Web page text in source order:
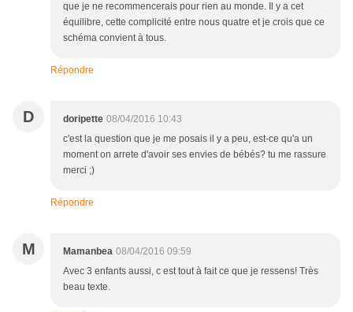
que je ne recommencerais pour rien au monde. Il y a cet
équilibre, cette complicité entre nous quatre et je crois que ce
schéma convient à tous.
Répondre
D doripette 08/04/2016 10:43
c'est la question que je me posais il y a peu, est-ce qu'a un
moment on arrete d'avoir ses envies de bébés? tu me rassure
merci ;)
Répondre
M Mamanbea 08/04/2016 09:59
Avec 3 enfants aussi, c est tout à fait ce que je ressens! Très
beau texte.